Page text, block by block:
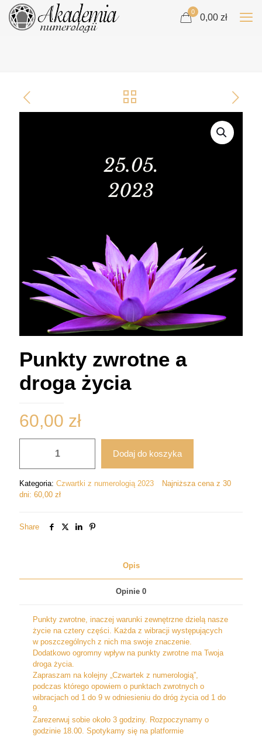
0
0,00 zł
Punkty zwrotne a
droga życia
60,00 zł
droga
życia
Dodaj do koszyka
Kategoria: Czwartki z numerologią 2023
Najniższa cena z 30
dni: 60,00 zł
Share
Opis
Opinie 0
Punkty zwrotne, inaczej warunki zewnętrzne dzielą nasze
życie na cztery części. Każda z wibracji występujących
w poszczególnych z nich ma swoje znaczenie.
Dodatkowo ogromny wpływ na punkty zwrotne ma Twoja
droga życia.
Zapraszam na kolejny „Czwartek z numerologią”,
podczas którego opowiem o punktach zwrotnych o
wibracjach od 1 do 9 w odniesieniu do dróg życia od 1 do
9.
Zarezerwuj sobie około 3 godziny. Rozpoczynamy o
godzinie 18.00. Spotykamy się na platformie